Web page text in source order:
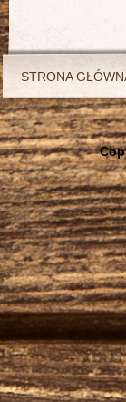
STRONA